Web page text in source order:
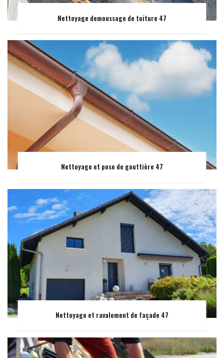
Nettoyage demoussage de toiture 47
Nettoyage et pose de gouttière 47
Nettoyage et ravalement de façade 47